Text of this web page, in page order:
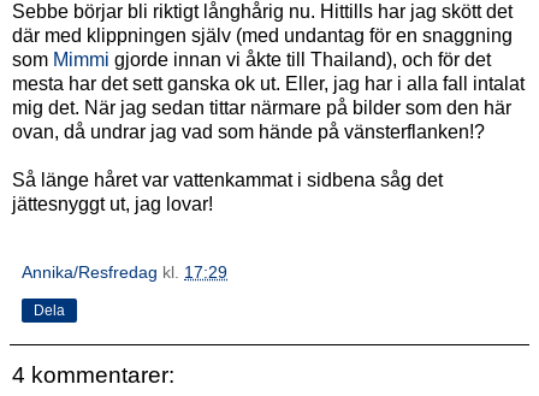
Sebbe börjar bli riktigt långhårig nu. Hittills har jag skött det
där med klippningen själv (med undantag för en snaggning
som Mimmi gjorde innan vi åkte till Thailand), och för det
mesta har det sett ganska ok ut. Eller, jag har i alla fall intalat
mig det. När jag sedan tittar närmare på bilder som den här
ovan, då undrar jag vad som hände på vänsterflanken!?
Så länge håret var vattenkammat i sidbena såg det
jättesnyggt ut, jag lovar!
Annika/Resfredag kl. 17:29
Dela
4 kommentarer: